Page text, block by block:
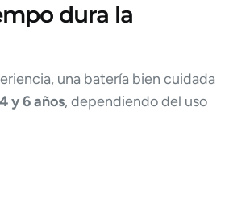
dura la
una batería bien cuidada
4 y 6 años, dependiendo del uso